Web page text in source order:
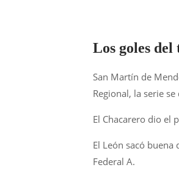
Los goles
San Martín de
Regional, la serie
El Chacarero dio el
El León sacó
Federal A.